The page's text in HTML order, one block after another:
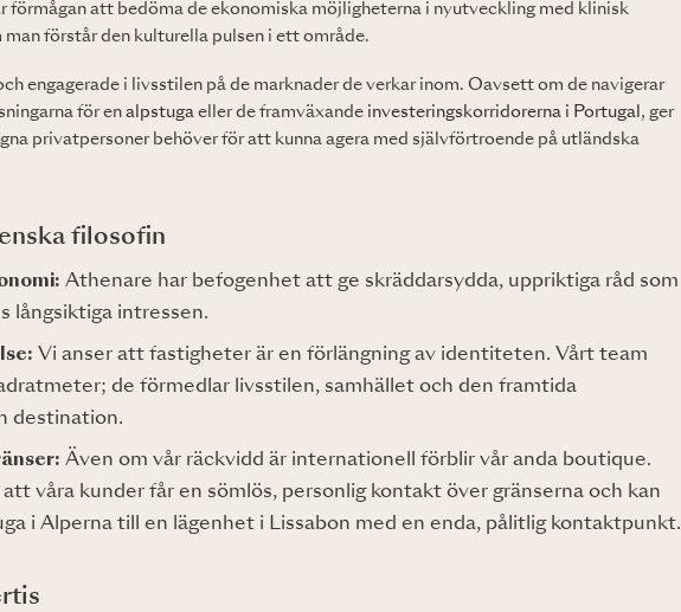
förmågan att bedöma de ekonomiska möjligheterna i nyutveckling med klinisk
förstår den kulturella pulsen i ett område.
engagerade i livsstilen på de marknader de verkar inom. Oavsett om de navigerar
för en alpstuga eller de framväxande investeringskorridorerna i Portugal , ger
privatpersoner behöver för att kunna agera med självförtroende på utländska
filosofin
Athenare har befogenhet att ge skräddarsydda, uppriktiga råd som
långsiktiga intressen.
Vi anser att fastigheter är en förlängning av identiteten. Vårt team
de förmedlar livsstilen, samhället och den framtida
destination.
Även om vår räckvidd är internationell förblir vår anda boutique.
våra kunder får en sömlös, personlig kontakt över gränserna och kan
i Alperna till en lägenhet i Lissabon med en enda, pålitlig kontaktpunkt.